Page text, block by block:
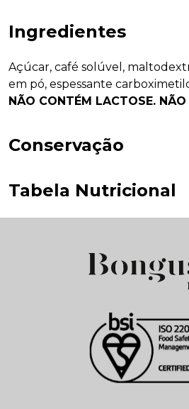
Ingredientes
Açúcar, café solúvel,
em pó, espessante
NÃO CONTÉM LACTOSE.
Conservação
Tabela Nutricional